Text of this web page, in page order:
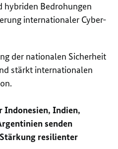
hybriden Bedrohungen
internationaler Cyber-
der nationalen Sicherheit
stärkt internationalen
Indonesien, Indien,
senden
resilienter